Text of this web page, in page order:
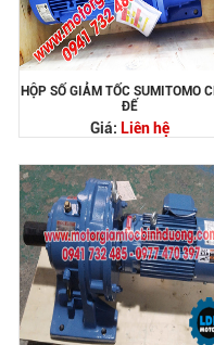
HỘP SỐ GIẢM TỐC SUMITOMO
ĐẾ
Giá: Liên hệ